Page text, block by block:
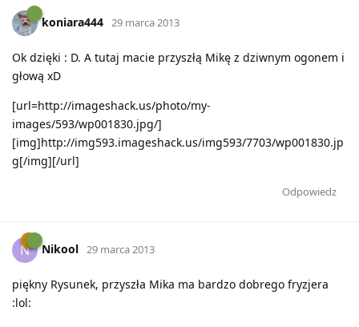
koniara444 29 marca 2013
Ok dzięki : D. A tutaj macie przyszłą Mikę z dziwnym ogonem i
głową xD
[url=http://imageshack.us/photo/my-
images/593/wp001830.jpg/]
[img]http://img593.imageshack.us/img593/7703/wp001830.jp
g[/img][/url]
Odpowiedz
N Nikool 29 marca 2013
piękny Rysunek, przyszła Mika ma bardzo dobrego fryzjera
:lol: